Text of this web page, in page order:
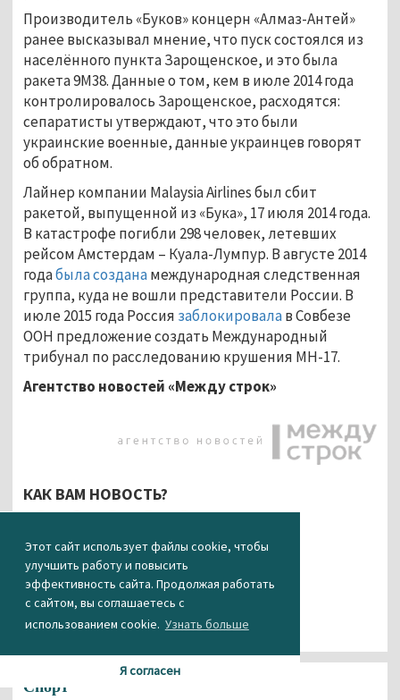
Этот сайт использует файлы cookie, чтобы
улучшить работу и повысить
эффективность сайта. Продолжая работать
с сайтом, вы соглашаетесь с
использованием cookie. Узнать больше
Я согласен
Производитель «Буков» концерн «Алмаз-Антей»
ранее высказывал мнение, что пуск состоялся из
населённого пункта Зарощенское, и это была
ракета 9М38. Данные о том, кем в июле 2014 года
контролировалось Зарощенское, расходятся:
сепаратисты утверждают, что это были
украинские военные, данные украинцев говорят
об обратном.
Лайнер компании Malaysia Airlines был сбит
ракетой, выпущенной из «Бука», 17 июля 2014 года.
В катастрофе погибли 298 человек, летевших
рейсом Амстердам – Куала-Лумпур. В августе 2014
годабыла созданамеждународная следственная
группа, куда не вошли представители России. В
июле 2015 года Россия заблокировалав Совбезе
ООН предложение создать Международный
трибунал по расследованию крушения MH-17.
Агентство новостей «Между строк»
КАК ВАМ НОВОСТЬ?
0 0 0 0 0
Спорт